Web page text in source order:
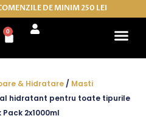
DE MINIM 250 LEI
0
Cart
& Hidratare / Masti
hidratant pentru toate tipurile
Pack 2x1000ml